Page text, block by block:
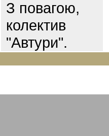
З повагою,
колектив
"Автури".